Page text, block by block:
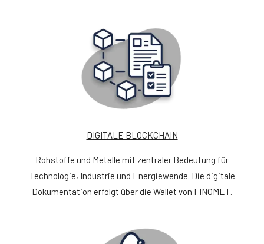
DIGITALE BLOCKCHAIN
Rohstoffe und Metalle mit zentraler Bedeutung für
Technologie, Industrie und Energiewende. Die digitale
Dokumentation erfolgt über die Wallet von FINOMET.